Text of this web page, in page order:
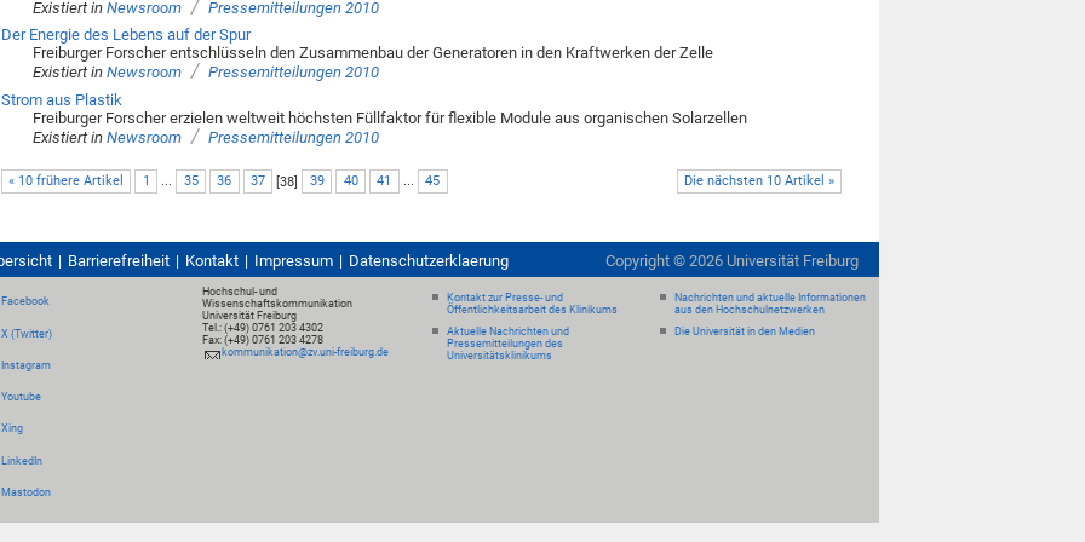
Existiert in Newsroom / Pressemitteilungen 2010
Der Energie des Lebens auf der Spur
Freiburger Forscher entschlüsseln den Zusammenbau der Generatoren in den Kraftwerken der Zelle
Existiert in Newsroom / Pressemitteilungen 2010
Strom aus Plastik
Freiburger Forscher erzielen weltweit höchsten Füllfaktor für flexible Module aus organischen Solarzellen
Existiert in Newsroom / Pressemitteilungen 2010
« 10 frühere Artikel Die nächsten 10 Artikel »
1 ... 35 36 37 [38] 39 40 41 ... 45
Barrierefreiheit Kontakt Impressum Datenschutzerklaerung Copyright © 2026 Universität Freiburg
Facebook
X (Twitter)
Instagram
Youtube
Xing
LinkedIn
Mastodon
Hochschul- und
Wissenschaftskommunikation
Universität Freiburg
Tel.: (+49) 0761 203 4302
Fax: (+49) 0761 203 4278
kommunikation@zv.uni-freiburg.de
Kontakt zur Presse- und
Öffentlichkeitsarbeit des Klinikums
Aktuelle Nachrichten und
Pressemitteilungen des
Universitätsklinikums
Nachrichten und aktuelle Informationen
aus den Hochschulnetzwerken
Die Universität in den Medien